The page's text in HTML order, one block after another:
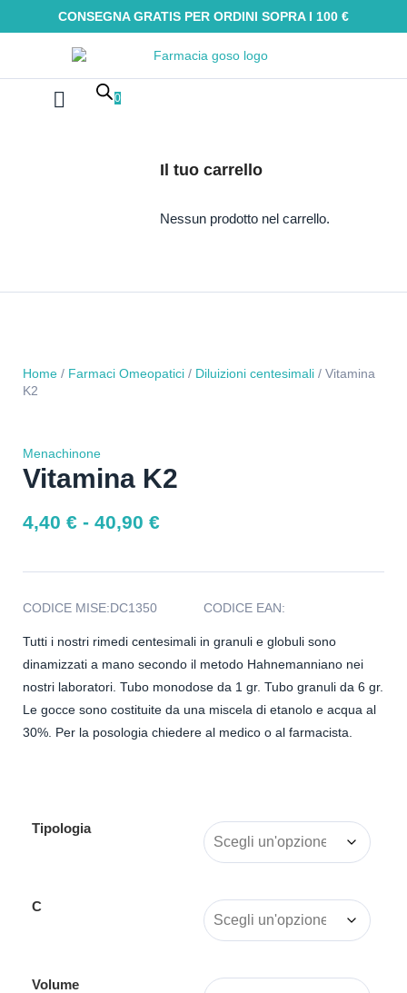
CONSEGNA GRATIS PER ORDINI SOPRA I 100 €
0
Il tuo carrello
Nessun prodotto nel carrello.
Home / Farmaci Omeopatici / Diluizioni centesimali / Vitamina
K2
Menachinone
Vitamina K2
4,40 € - 40,90 €
CODICE MISE:DC1350 CODICE EAN:
Tutti i nostri rimedi centesimali in granuli e globuli sono
dinamizzati a mano secondo il metodo Hahnemanniano nei
nostri laboratori. Tubo monodose da 1 gr. Tubo granuli da 6 gr.
Le gocce sono costituite da una miscela di etanolo e acqua al
30%. Per la posologia chiedere al medico o al farmacista.
Tipologia
C
Volume